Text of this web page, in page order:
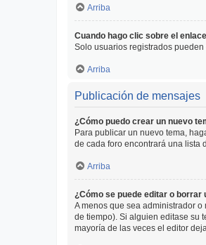
Arriba
Cuando hago clic sobre el
Solo usuarios registrados
Arriba
Publicación de mensajes
¿Cómo puedo crear un nuevo
Para publicar un nuevo tema,
de cada foro encontrará una lista
Arriba
¿Cómo se puede editar o borrar
A menos que sea administrador
de tiempo). Si alguien editase su
mayoría de las veces el editor